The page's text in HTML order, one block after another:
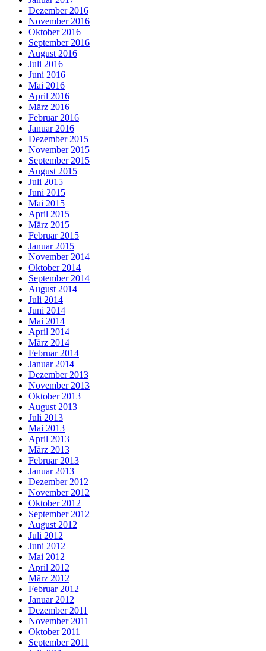
Dezember 2016
November 2016
Oktober 2016
September 2016
August 2016
Juli 2016
Juni 2016
Mai 2016
April 2016
März 2016
Februar 2016
Januar 2016
Dezember 2015
November 2015
September 2015
August 2015
Juli 2015
Juni 2015
Mai 2015
April 2015
März 2015
Februar 2015
Januar 2015
November 2014
Oktober 2014
September 2014
August 2014
Juli 2014
Juni 2014
Mai 2014
April 2014
März 2014
Februar 2014
Januar 2014
Dezember 2013
November 2013
Oktober 2013
August 2013
Juli 2013
Mai 2013
April 2013
März 2013
Februar 2013
Januar 2013
Dezember 2012
November 2012
Oktober 2012
September 2012
August 2012
Juli 2012
Juni 2012
Mai 2012
April 2012
März 2012
Februar 2012
Januar 2012
Dezember 2011
November 2011
Oktober 2011
September 2011